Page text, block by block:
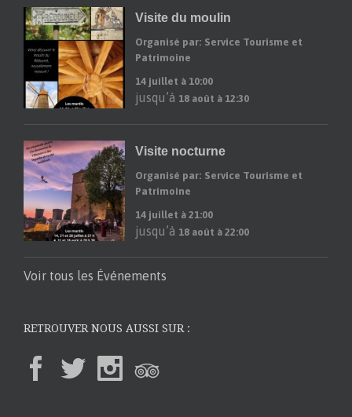
Visite du moulin
Organisé par: Service Tourisme et
Patrimoine
14 juillet à 10:00
jusqu’à 18 août à 12:30
Visite nocturne
Organisé par: Service Tourisme et
Patrimoine
14 juillet à 21:00
jusqu’à 18 août à 22:00
Voir tous les Événements
RETROUVER NOUS AUSSI SUR :